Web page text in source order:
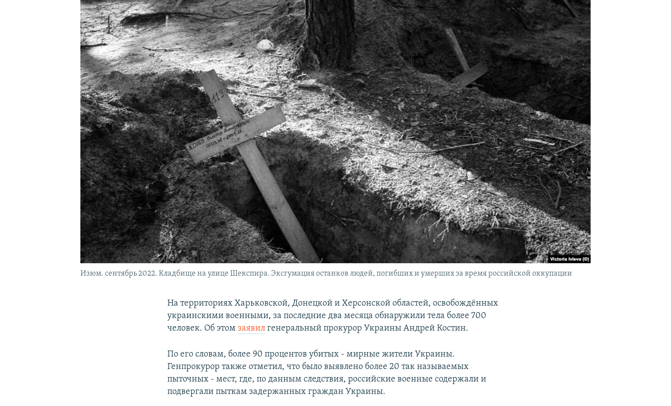
ПОДПИШИТЕСЬ НА РАССЫЛКУ
Изюм. сентябрь 2022. Кладбище на улице Шекспира. Эксгумация останков людей, погибших и умерших за время российской оккупации
На территориях Харьковской, Донецкой и Херсонской областей, освобождённых
украинскими военными, за последние два месяца обнаружили тела более 700
человек. Об этомзаявил генеральный прокурор Украины Андрей Костин.
По его словам, более 90 процентов убитых - мирные жители Украины.
Генпрокурор также отметил, что было выявлено более 20 так называемых
пыточных - мест, где, по данным следствия, российские военные содержали и
подвергали пыткам задержанных граждан Украины.